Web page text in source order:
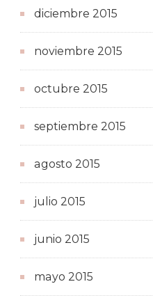
diciembre 2015
noviembre 2015
octubre 2015
septiembre 2015
agosto 2015
julio 2015
junio 2015
mayo 2015